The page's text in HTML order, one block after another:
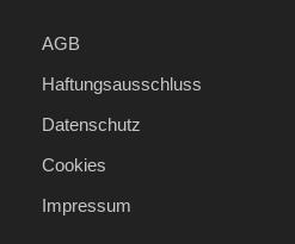
AGB
Haftungsausschluss
Datenschutz
Cookies
Impressum